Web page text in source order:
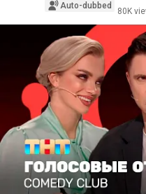
Auto-dubbed
80K